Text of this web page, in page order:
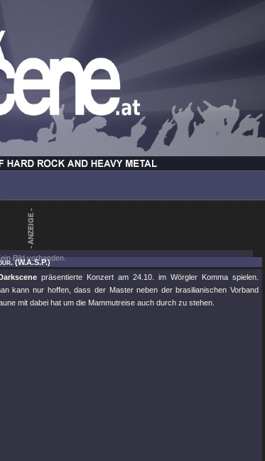
Bild vorhanden.
(W.A.S.P.)
präsentierte Konzert am 24.10. im Wörgler Komma spielen.
kann nur hoffen, dass der Master neben der brasilianischen Vorband
mit dabei hat um die Mammutreise auch durch zu stehen.